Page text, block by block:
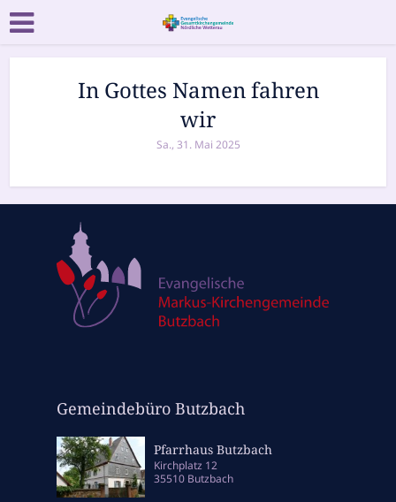
In Gottes Namen fahren
wir
Sa., 31. Mai 2025
Gemeindebüro Butzbach
Pfarrhaus Butzbach
Kirchplatz 12
35510 Butzbach